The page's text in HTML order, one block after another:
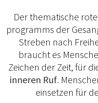
Der thematische
programms der
Stre­ben nach
braucht es
Zeichen der Zeit, für
inneren Ruf.
einsetzen für